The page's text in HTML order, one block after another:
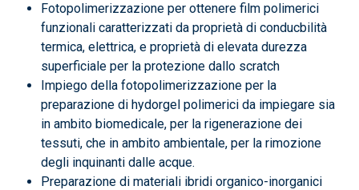
Fotopolimerizzazione per ottenere film polimerici
funzionali caratterizzati da proprietà di conducbilità
termica, elettrica, e proprietà di elevata durezza
superficiale per la protezione dallo scratch
Impiego della fotopolimerizzazione per la
preparazione di hydorgel polimerici da impiegare sia
in ambito biomedicale, per la rigenerazione dei
tessuti, che in ambito ambientale, per la rimozione
degli inquinanti dalle acque.
Preparazione di materiali ibridi organico-inorganici